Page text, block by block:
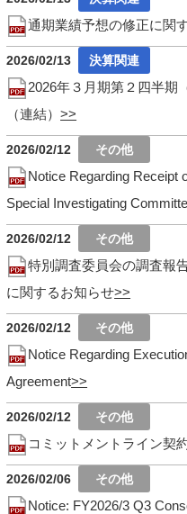
通期業績予想の修正に関
2026/02/13
2026年３月期第２四半期
（連結）
2026/02/12
Notice Regarding Receipt
Special Investigating
2026/02/12
特別調査委員会の調査報
に関するお知らせ
2026/02/12
Notice Regarding
Agreement
2026/02/12
コミットメントライン契
2026/02/06
Notice: FY2026/3 Q3